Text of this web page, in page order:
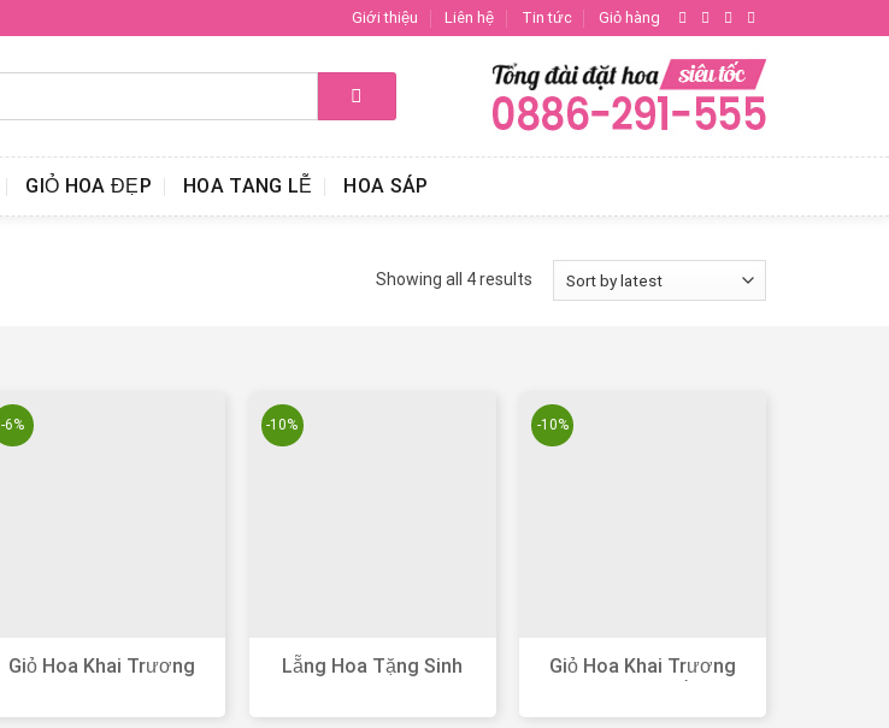
Giới thiệu Liên hệ Tin tức Giỏ hàng
GIỎ HOA ĐẸP HOA TANG LỄ HOA SÁP
Showing all 4 results
-6%
Giỏ Hoa Khai Trương
Trương
-10%
Lẵng Hoa Tặng Sinh
-10%
Giỏ Hoa Khai Trương